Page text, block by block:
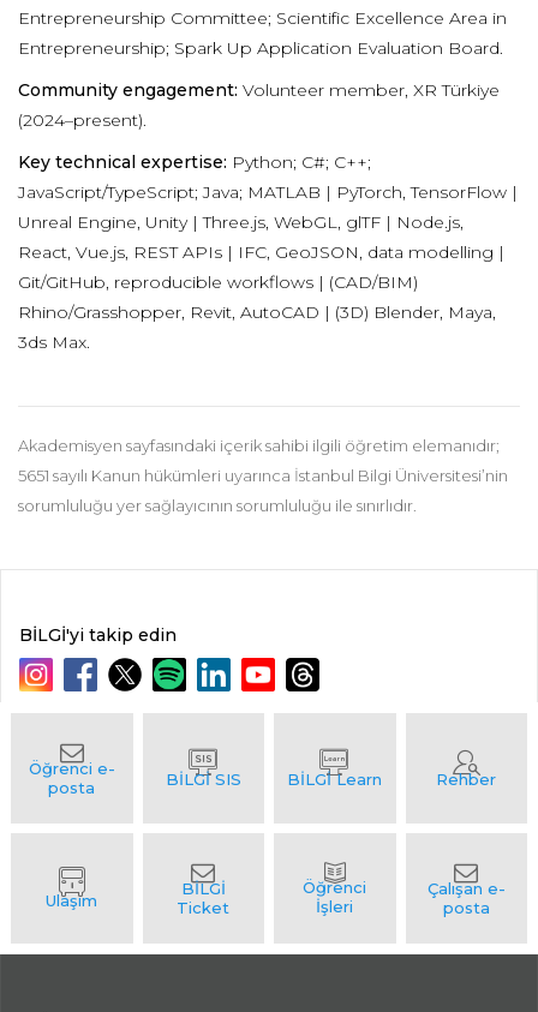
Entrepreneurship Committee; Scientific Excellence Area in
Entrepreneurship; Spark Up Application Evaluation Board.
Community engagement: Volunteer member, XR Türkiye
(2024–present).
Key technical expertise: Python; C#; C++;
JavaScript/TypeScript; Java; MATLAB | PyTorch, TensorFlow |
Unreal Engine, Unity | Three.js, WebGL, glTF | Node.js,
React, Vue.js, REST APIs | IFC, GeoJSON, data modelling |
Git/GitHub, reproducible workflows | (CAD/BIM)
Rhino/Grasshopper, Revit, AutoCAD | (3D) Blender, Maya,
3ds Max.
Akademisyen sayfasındaki içerik sahibi ilgili öğretim elemanıdır;
5651 sayılı Kanun hükümleri uyarınca İstanbul Bilgi Üniversitesi’nin
sorumluluğu yer sağlayıcının sorumluluğu ile sınırlıdır.
BİLGİ'yi takip edin